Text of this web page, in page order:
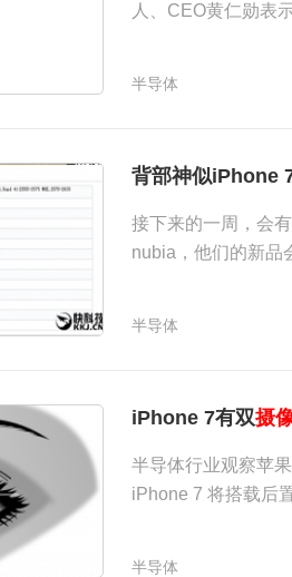
人、CEO黄仁勋表
半导体
背部神似iPhone
接下来的一周，会
nubia，他们的新品
半导体
iPhone 7有双摄
半导体行业观察苹
iPhone 7 将搭载后
半导体